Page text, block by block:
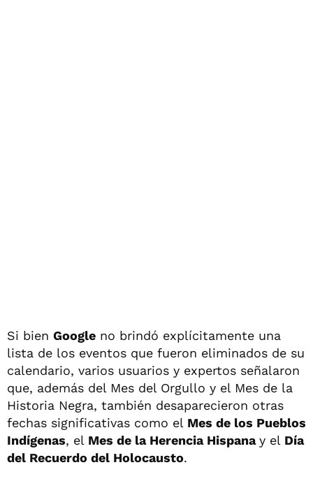
Si bien Google no brindó explícitamente una
lista de los eventos que fueron eliminados de su
calendario, varios usuarios y expertos señalaron
que, además del Mes del Orgullo y el Mes de la
Historia Negra, también desaparecieron otras
fechas significativas como el Mes de los Pueblos
Indígenas, el Mes de la Herencia Hispanay el Día
del Recuerdo del Holocausto.